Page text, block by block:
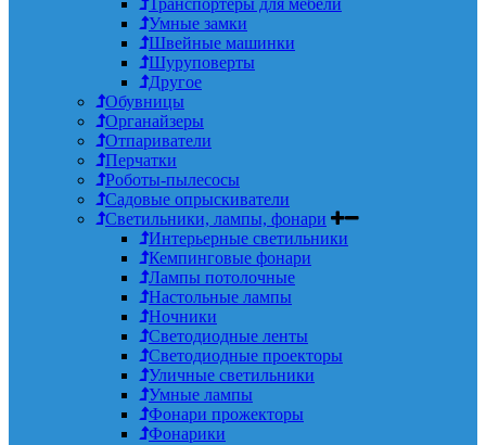
Умные замки
Швейные машинки
Шуруповерты
Другое
Обувницы
Органайзеры
Отпариватели
Перчатки
Роботы-пылесосы
Садовые опрыскиватели
Светильники, лампы, фонари
Интерьерные светильники
Кемпинговые фонари
Лампы потолочные
Настольные лампы
Ночники
Светодиодные ленты
Светодиодные проекторы
Уличные светильники
Умные лампы
Фонари прожекторы
Фонарики